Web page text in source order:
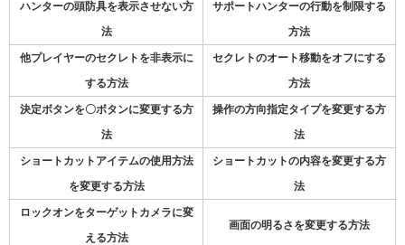
ハンターの頭防具を表示させない方
法
サポートハンターの行動を制限する
方法
他プレイヤーのセクレトを非表示に
する方法
セクレトのオート移動をオフにする
方法
決定ボタンを〇ボタンに変更する方
法
操作の方向指定タイプを変更する方
法
ショートカットアイテムの使用方法
を変更する方法
ショートカットの内容を変更する方
法
ロックオンをターゲットカメラに変
える方法
画面の明るさを変更する方法